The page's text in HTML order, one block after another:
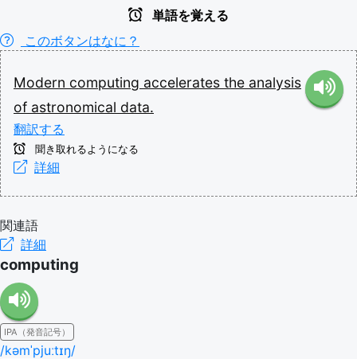
単語を覚える
このボタンはなに？
Modern computing accelerates the analysis
of astronomical data.
翻訳する
聞き取れるようになる
詳細
関連語
詳細
computing
IPA（発音記号）
/kəmˈpjuːtɪŋ/